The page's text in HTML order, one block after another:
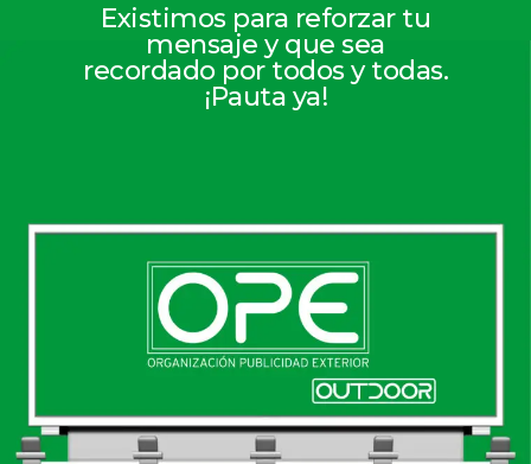
Existimos para reforzar tu
mensaje y que sea
recordado por todos y todas.
¡Pauta ya!